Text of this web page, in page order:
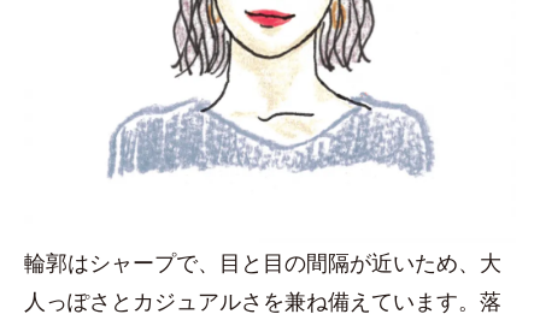
輪郭はシャープで、目と目の間隔が近いため、大
人っぽさとカジュアルさを兼ね備えています。落